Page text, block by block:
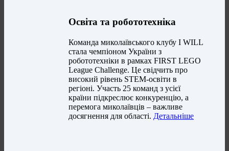
Освіта та робототехніка
Команда миколаївського клубу I WILL
стала чемпіоном України з
робототехніки в рамках FIRST LEGO
League Challenge. Це свідчить про
високий рівень STEM-освіти в
регіоні. Участь 25 команд з усієї
країни підкреслює конкуренцію, а
перемога миколаївців – важливе
досягнення для області. Детальніше